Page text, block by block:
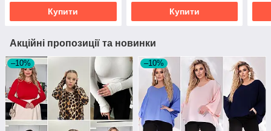
Купити Купити
Акційні пропозиції та новинки
–10% –10%